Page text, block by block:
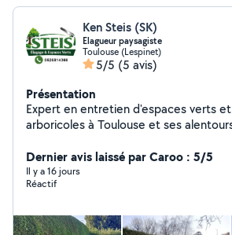
Ken Steis (SK)
Elagueur paysagiste
Toulouse (Lespinet)
5/5 (5 avis)
Présentation
Expert en entretien d'espaces verts
arboricoles à Toulouse et ses
intervenons avec précision pour
arbres et la sécurité de votre
Dernier avis laissé par Caroo : 5/5
Il y a 16 jours
Réactif